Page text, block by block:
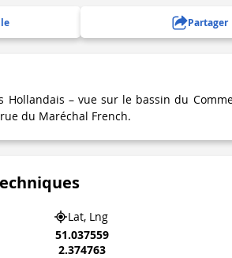
Partager
Hollandais – vue sur le bassin du
du Maréchal French.
Lat, Lng
51.037559
2.374763